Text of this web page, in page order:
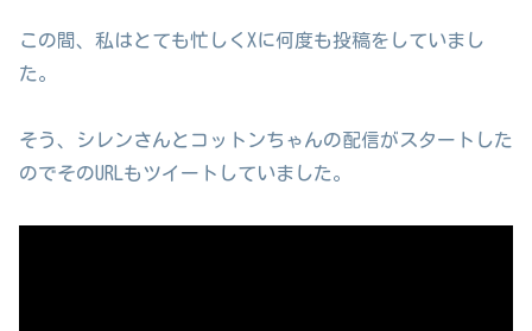
この間、私はとても忙しくXに何度も投稿をしていまし
た。
そう、シレンさんとコットンちゃんの配信がスタートした
のでそのURLもツイートしていました。